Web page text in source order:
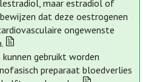
maar estradiol of
dat deze oestrogenen
ongewenste
gebruikt worden
preparaat bloedverlies